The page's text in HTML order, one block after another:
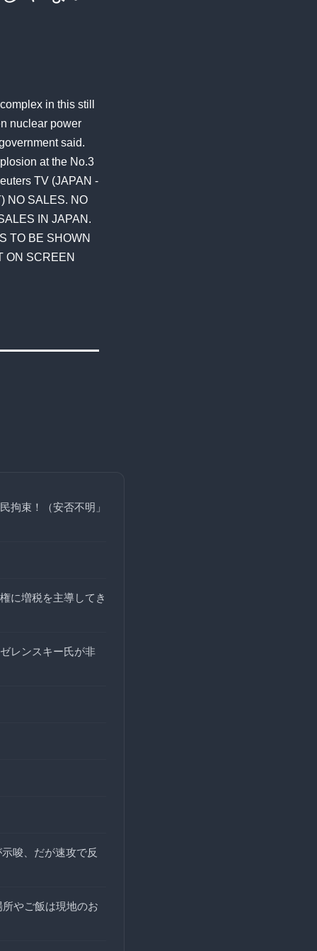
in this still
nuclear power
said.
at the No.3
TV (JAPAN -
NO SALES. NO
IN JAPAN.
TO BE SHOWN
ON SCREEN
拘束！（安否不明」
に増税を主導してき
レンスキー氏が非
唆、だが速攻で反
やご飯は現地のお